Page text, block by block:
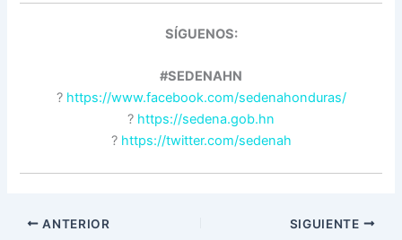
SÍGUENOS:
#SEDENAHN
? https://www.facebook.com/sedenahonduras/
? https://sedena.gob.hn
? https://twitter.com/sedenah
ANTERIOR SIGUIENTE